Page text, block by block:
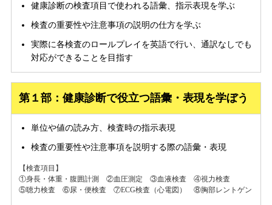
健康診断の検査項目で使われる語彙、指示表現を学ぶ
検査の重要性や注意事項の説明の仕方を学ぶ
実際に各検査のロールプレイを英語で行い、通訳なしでも
対応ができることを目指す
第１部：健康診断で役立つ語彙・表現を学ぼう
単位や値の読み方、検査時の指示表現
検査の重要性や注意事項を説明する際の語彙・表現
【検査項目】
①身長・体重・腹囲計測 ②血圧測定 ③血液検査 ④視力検査
⑤聴力検査 ⑥尿・便検査 ⑦ECG検査（心電図） ⑧胸部レントゲン